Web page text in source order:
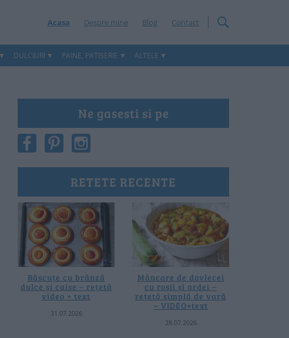
Acasa Despre mine Blog Contact
DULCIURI PAINE, PATISERIE ALTELE
Ne gasesti si pe
RETETE RECENTE
Băscuțe cu brânză
dulce și caise – rețetă
video + text
31.07.2026
Mâncare de dovlecei
cu roșii și ardei –
rețetă simplă de vară
– VIDEO+text
28.07.2026